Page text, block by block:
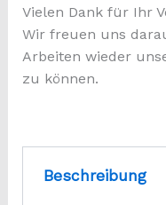
Vielen Dank für Ihr
Wir freuen uns
Arbeiten wieder
zu können.
Beschreibung